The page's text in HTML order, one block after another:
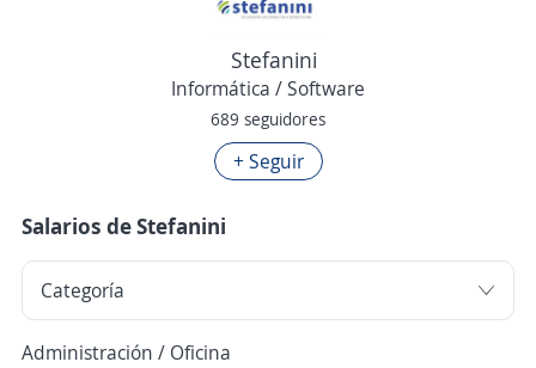
Stefanini
Informática / Software
689 seguidores
+ Seguir
Salarios de Stefanini
Administración / Oficina